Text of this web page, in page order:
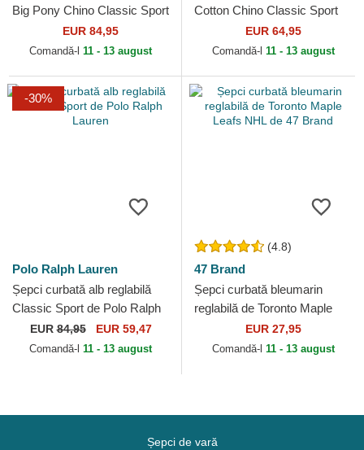
Big Pony Chino Classic Sport
de Polo Ralph Lauren
EUR 84,95
Comandă-l 11 - 13 august
Cotton Chino Classic Sport
de Polo Ralph Lauren
EUR 64,95
Comandă-l 11 - 13 august
-30%
Polo Ralph Lauren
Șepci curbată alb reglabilă
Classic Sport de Polo Ralph
Lauren
EUR84,95 EUR 59,47
Comandă-l 11 - 13 august
(4.8)
47 Brand
Șepci curbată bleumarin
reglabilă de Toronto Maple
Leafs NHL de 47 Brand
EUR 27,95
Comandă-l 11 - 13 august
Șepci de vară